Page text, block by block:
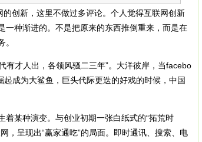
创新，这里不做过多评论。个人觉得互联网创新
一种渐进的。不是把原来的东西推倒重来，而是在
才人出，各领风骚二三年”。大洋彼岸，当facebo
成为大鲨鱼，巨头代际更迭的好戏的时候，中国
某种演变。与创业初期一张白纸式的“拓荒时
，呈现出“赢家通吃”的局面。即时通讯、搜索、电